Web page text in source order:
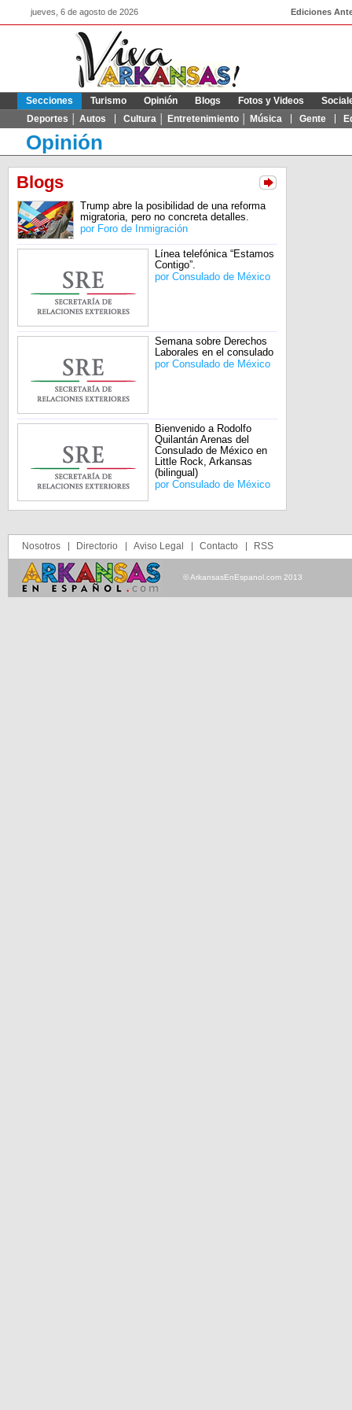
jueves, 6 de agosto de 2026 Ediciones
Secciones
Deportes │ Autos
Cultura │ Entretenimiento │ Música Gente
Turismo Opinión Blogs Fotos y Videos
Opinión
Blogs
Trump abre la posibilidad de una reforma
migratoria, pero no concreta detalles.
por Foro de Inmigración
Línea telefónica “Estamos
Contigo”.
por Consulado de México
Semana sobre Derechos
Laborales en el consulado
por Consulado de México
Bienvenido a Rodolfo
Quilantán Arenas del
Consulado de México en
Little Rock, Arkansas
(bilingual)
por Consulado de México
Nosotros Directorio Aviso Legal Contacto RSS
© ArkansasEnEspanol.com 2013